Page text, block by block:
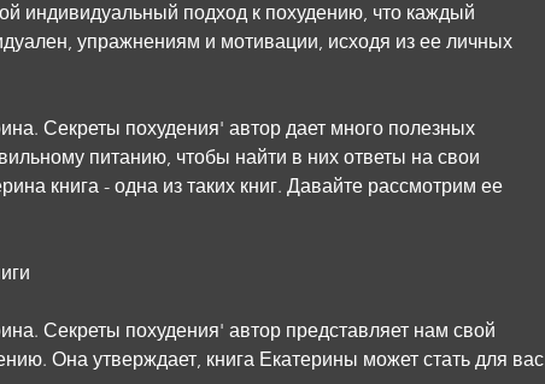
индивидуальный подход к похудению, что каждый
упражнениям и мотивации, исходя из ее личных
Секреты похудения' автор дает много полезных
питанию, чтобы найти в них ответы на свои
книга - одна из таких книг. Давайте рассмотрим ее
Секреты похудения' автор представляет нам свой
Она утверждает, книга Екатерины может стать для вас